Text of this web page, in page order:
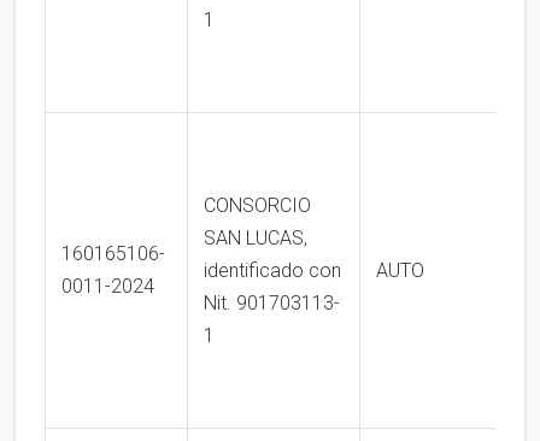
1
160165106-
0011-2024
CONSORCIO
SAN LUCAS,
identificado con
Nit. 901703113-
1
AUTO